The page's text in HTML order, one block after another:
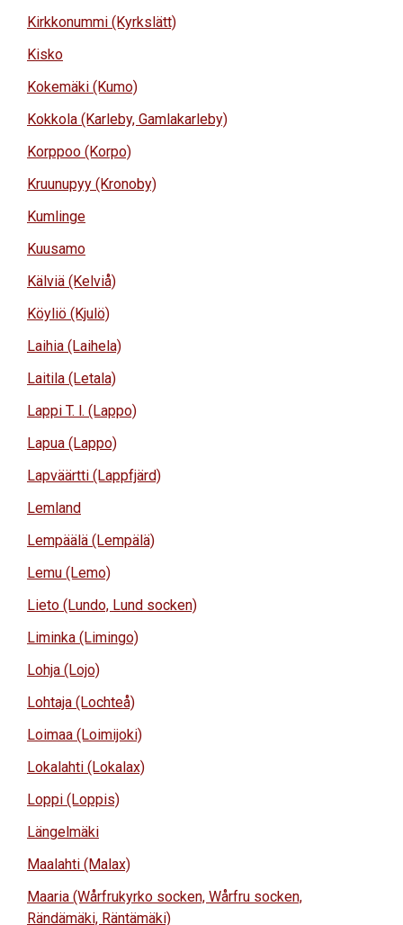
Kirkkonummi (Kyrkslätt)
Kisko
Kokemäki (Kumo)
Kokkola (Karleby, Gamlakarleby)
Korppoo (Korpo)
Kruunupyy (Kronoby)
Kumlinge
Kuusamo
Kälviä (Kelviå)
Köyliö (Kjulö)
Laihia (Laihela)
Laitila (Letala)
Lappi T. l. (Lappo)
Lapua (Lappo)
Lapväärtti (Lappfjärd)
Lemland
Lempäälä (Lempälä)
Lemu (Lemo)
Lieto (Lundo, Lund socken)
Liminka (Limingo)
Lohja (Lojo)
Lohtaja (Lochteå)
Loimaa (Loimijoki)
Lokalahti (Lokalax)
Loppi (Loppis)
Längelmäki
Maalahti (Malax)
Maaria (Wårfrukyrko socken, Wårfru socken,
Rändämäki, Räntämäki)